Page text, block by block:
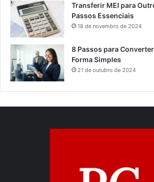
Transferir MEI para
Passos Essenciais
18 de novembro de 2024
8 Passos para
Forma Simples
21 de outubro de 2024